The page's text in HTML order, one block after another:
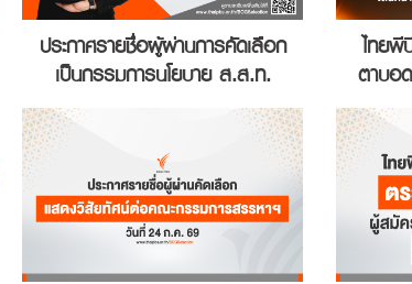
ประกาศรายชื่อผู้ผ่านการคัดเลือก
เป็นกรรมการนโยบาย ส.ส.ท.
ไทยพี
ตาบอ
พัฒนาสื่